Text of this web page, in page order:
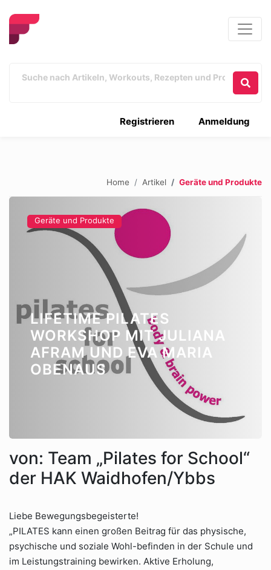
Anmeldung
Registrieren
Home Artikel Geräte und Produkte
Geräte und Produkte
LIFETIME PILATES
WORKSHOP MIT JULIANA
AFRAM UND EVA MARIA
OBENAUS
von: Team „Pilates for School“
der HAK Waidhofen/Ybbs
Liebe Bewegungsbegeisterte!
„PILATES kann einen großen Beitrag für das physische,
psychische und soziale Wohl-befinden in der Schule und
im Leistungstraining bewirken. Aktive Erholung,